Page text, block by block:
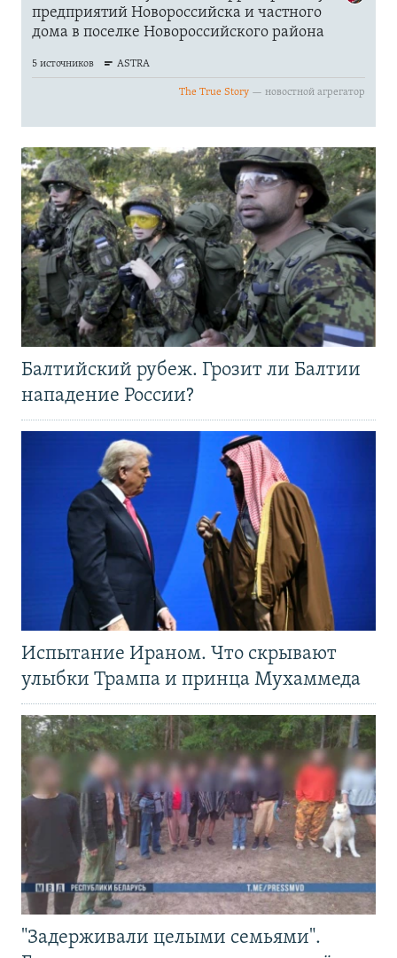
Балтийский рубеж. Грозит ли Балтии
нападение России?
Испытание Ираном. Что скрывают
улыбки Трампа и принца Мухаммеда
"Задерживали целыми семьями".